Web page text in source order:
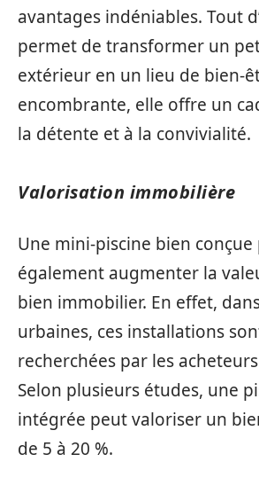
avantages indéniables. Tout
permet de transformer un
extérieur en un lieu de bien-
encombrante, elle offre un
la détente et à la convivialité.
Valorisation immobilière
Une mini-piscine bien conçue
également augmenter la
bien immobilier. En effet,
urbaines, ces installations
recherchées par les
Selon plusieurs études, une
intégrée peut valoriser un
de 5 à 20 %.